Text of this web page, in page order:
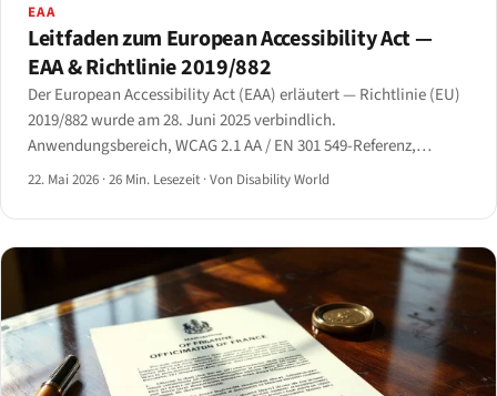
EAA
Leitfaden zum European Accessibility Act —
EAA & Richtlinie 2019/882
Der European Accessibility Act (EAA) erläutert — Richtlinie (EU)
2019/882 wurde am 28. Juni 2025 verbindlich.
Anwendungsbereich, WCAG 2.1 AA / EN 301 549-Referenz,
Kleinstunternehmen-Ausnahme und die
22. Mai 2026 ·26 Min. Lesezeit ·Von Disability World